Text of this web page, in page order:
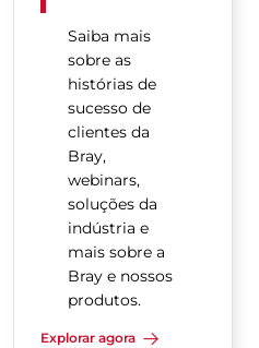
Saiba mais
sobre as
histórias de
sucesso de
clientes da
Bray,
webinars,
soluções da
indústria e
mais sobre a
Bray e nossos
produtos.
Explorar agora